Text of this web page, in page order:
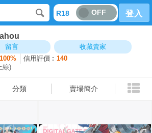
R18 OFF 登入
留言
收藏賣家
100% 信用評價︰140
線)
分類 賣場簡介
分類